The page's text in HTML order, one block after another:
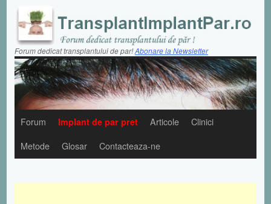
Forum dedicat transplantului de par!Abonare la Newsletter
Forum Implant de par pret Articole
Clinici
Metode
Glosar Contacteaza-ne